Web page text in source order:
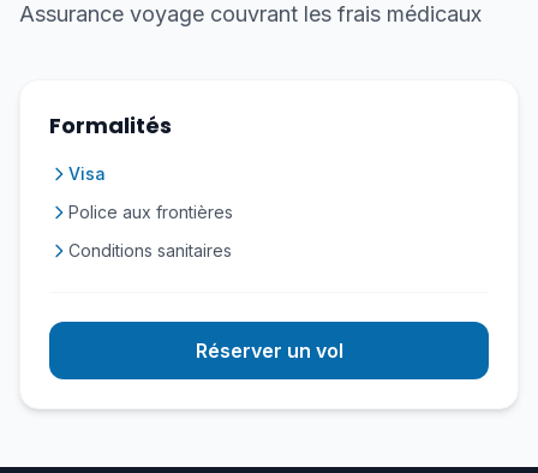
Assurance voyage couvrant les frais médicaux
Formalités
Visa
Police aux frontières
Conditions sanitaires
Réserver un vol